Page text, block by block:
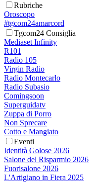
Rubriche
Oroscopo
#tgcom24amarcord
Tgcom24 Consiglia
Mediaset Infinity
R101
Radio 105
Virgin Radio
Radio Montecarlo
Radio Subasio
Comingsoon
Superguidatv
Zuppa di Porro
Non Sprecare
Cotto e Mangiato
Eventi
Identità Golose 2026
Salone del Risparmio 2026
Fuorisalone 2026
L'Artigiano in Fiera 2025